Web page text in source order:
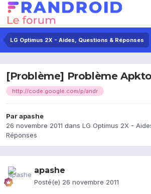
LG Optimus 2X - Aides, Questions & Réponses
[Problème] Problème
http://code.google.com/p/andr
Parapashe
26 novembre 2011 dans LG Optimus 2X -
Réponses
apashe
Posté(e) 26 novembre 2011